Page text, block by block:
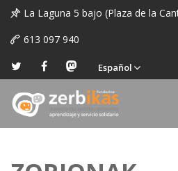
La Laguna 5 bajo (Plaza de la
613 097 940
Español